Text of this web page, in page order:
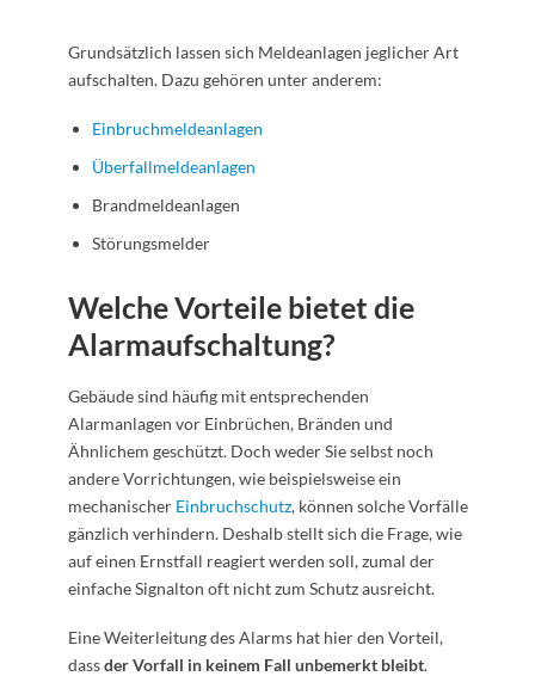
Grundsätzlich lassen sich Meldeanlagen jeglicher Art
aufschalten. Dazu gehören unter anderem:
Einbruchmeldeanlagen
Überfallmeldeanlagen
Brandmeldeanlagen
Störungsmelder
Welche Vorteile bietet die
Alarmaufschaltung?
Gebäude sind häufig mit entsprechenden
Alarmanlagen vor Einbrüchen, Bränden und
Ähnlichem geschützt. Doch weder Sie selbst noch
andere Vorrichtungen, wie beispielsweise ein
mechanischer Einbruchschutz, können solche Vorfälle
gänzlich verhindern. Deshalb stellt sich die Frage, wie
auf einen Ernstfall reagiert werden soll, zumal der
einfache Signalton oft nicht zum Schutz ausreicht.
Eine Weiterleitung des Alarms hat hier den Vorteil,
dassder Vorfall in keinem Fall unbemerkt bleibt.